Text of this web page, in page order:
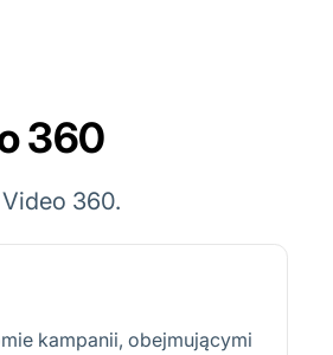
360
360.
kampanii, obejmującymi